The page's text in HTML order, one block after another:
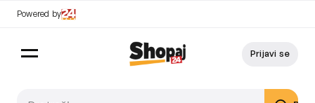
Powered by
Prijavi se